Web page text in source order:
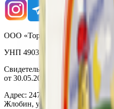
ООО «Торговая сеть «Продмир»
УНП 490314725
Свидетельство о
от 30.05.2003г выдано
Адрес: 247210, Республика
Жлобин, ул. Козлова 2-А